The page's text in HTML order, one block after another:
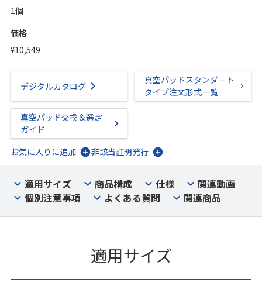
1個
価格
¥10,549
デジタルカタログ
真空パッドスタンダード
タイプ注文形式一覧
真空パッド交換＆選定
ガイド
お気に入りに追加
非該当証明発行
適用サイズ 商品構成 仕様
関連動画
個別注意事項
よくある質問 関連商品
適用サイズ